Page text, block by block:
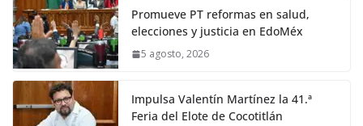
Promueve PT reformas en salud,
elecciones y justicia en EdoMéx
5 agosto, 2026
Impulsa Valentín Martínez la 41.ª
Feria del Elote de Cocotitlán